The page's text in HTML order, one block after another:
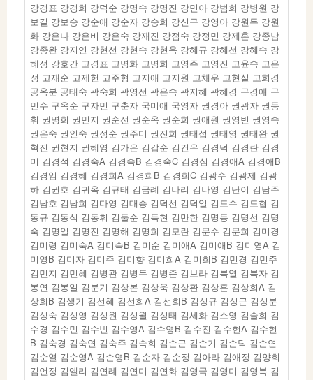
강경표 강경희 강덕순 강명숙 강명진 강민아 강범희 강병원 강
보길 강보승 강순애 강순자 강승희 강신구 강영아 강원두 강원
화 강은나 강은비 강은숙 강재진 강점숙 강정민 강제훈 강종남
강종완 강지연 강현선 강현숙 강현옥 강혜규 강혜선 강혜숙 강
혜정 강호간 고경표 고명화 고명희 고영주 고영진 고윤숙 고은
정 고재순 고제헌 고주형 고지애 고지원 고채우 고현실 고희경
공옥분 공태숙 곽숙희 곽영선 곽은숙 곽지혜 곽혜경 구경애 구
민수 구옥순 구자민 구춘자 국미애 국영자 권경아 권광자 권동
휘 권명희 권민지 권순선 권순옥 권순희 권애원 권영빈 권영숙
권은숙 권인숙 권정순 권주미 권진희 권태섭 권태영 권태완 권
혁진 권현지 권혜영 김가은 김갑순 김건우 김경덕 김경란 김경
미 김경석 김경숙A 김경숙B 김경숙C 김경심 김경애A 김경애B
김경임 김경혜 김경희A 김경희B 김경희C 김광수 김광제 김광
하 김권호 김귀옥 김규태 김금례 김나리 김나영 김난이 김남주
김남호 김남희 김다영 김대승 김덕선 김덕일 김도수 김도협 김
동규 김동식 김동휘 김둘순 김득현 김만한 김명동 김명선 김명
숙 김명일 김명진 김명해 김명희 김모란 김문수 김문희 김미경
김미령 김미숙A 김미숙B 김미순 김미애A 김미애B 김미영A 김
미영B 김미자 김미주 김미향 김미희A 김미희B 김민경 김민주
김민지 김민혜 김병관 김병두 김병준 김보라 김복열 김복자 김
봉연 김봉일 김분기 김상본 김상욱 김상환 김상훈 김상희A 김
상희B 김생기 김선혜 김선희A 김선희B 김성규 김성근 김성분
김성숙 김성영 김성원 김성월 김성태 김세화 김소영 김솔희 김
수경 김수민 김수빈 김수영A 김수영B 김수진 김수현A 김수현
B 김숙경 김숙연 김숙주 김숙희 김순근 김순기 김순덕 김순연
김순열 김순영A 김순영B 김순자 김순정 김아라 김애정 김양희
김언정 김엘리 김연례 김연미 김연화 김영국 김영미 김영복 김